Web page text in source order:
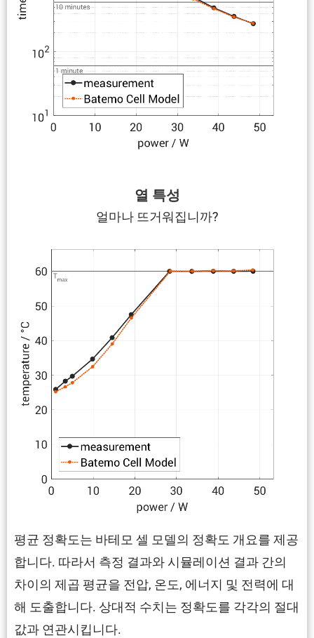
열 특성
얼마나 뜨거워집니까?
평균 정확도는 바테모 셀 모델의 정확도 개요를 제공
합니다. 따라서 측정 결과와 시뮬레이션 결과 간의
차이의 제곱 평균을 전압, 온도, 에너지 및 전력에 대
해 도출합니다. 상대적 수치는 정확도를 각각의 절대
값과 연관시킵니다.